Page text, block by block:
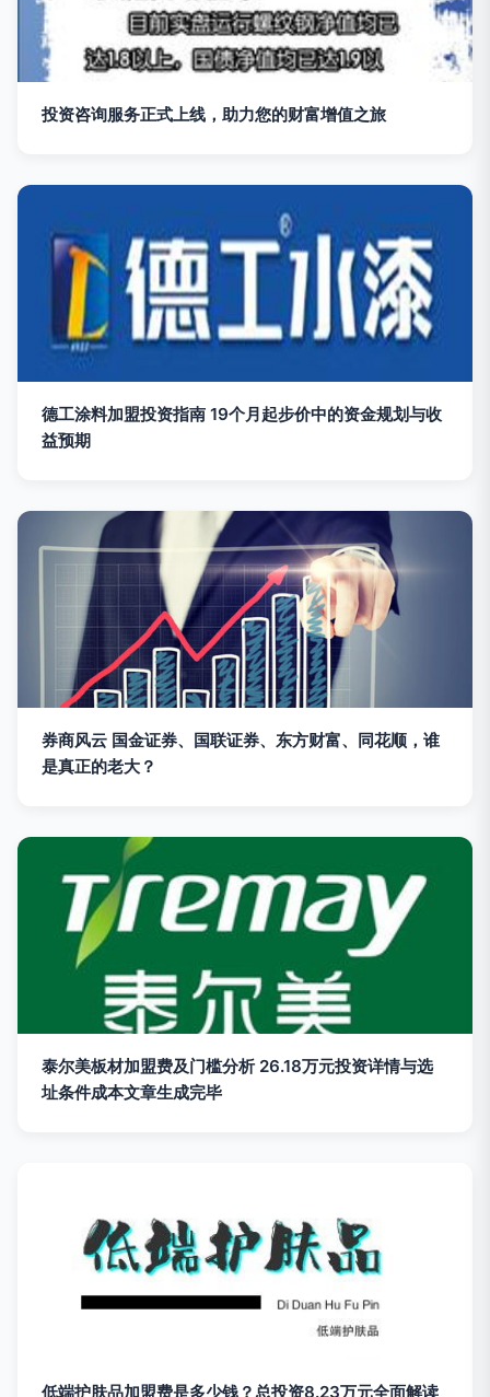
投资咨询服务正式上线，助力您的财富增值之旅
德工涂料加盟投资指南 19个月起步价中的资金规划与收
益预期
券商风云 国金证券、国联证券、东方财富、同花顺，谁
是真正的老大？
泰尔美板材加盟费及门槛分析 26.18万元投资详情与选
址条件成本文章生成完毕
低端护肤品加盟费是多少钱？总投资8.23万元全面解读